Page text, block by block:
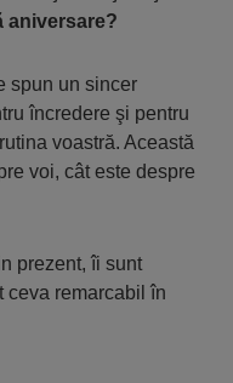
aniversare?
spun un sincer
încredere şi pentru
voastră. Această
voi, cât este despre
prezent, îi sunt
ceva remarcabil în